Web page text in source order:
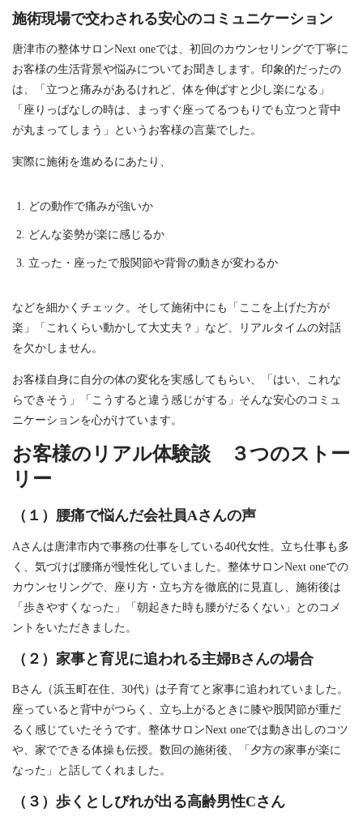
施術現場で交わされる安心のコミュニケーション
唐津市の整体サロンNext oneでは、初回のカウンセリングで丁寧に
お客様の生活背景や悩みについてお聞きします。印象的だったの
は、「立つと痛みがあるけれど、体を伸ばすと少し楽になる」
「座りっぱなしの時は、まっすぐ座ってるつもりでも立つと背中
が丸まってしまう」というお客様の言葉でした。
実際に施術を進めるにあたり、
どの動作で痛みが強いか
どんな姿勢が楽に感じるか
立った・座ったで股関節や背骨の動きが変わるか
などを細かくチェック。そして施術中にも「ここを上げた方が
楽」「これくらい動かして大丈夫？」など、リアルタイムの対話
を欠かしません。
お客様自身に自分の体の変化を実感してもらい、「はい、これな
らできそう」「こうすると違う感じがする」そんな安心のコミュ
ニケーションを心がけています。
お客様のリアル体験談 ３つのストー
リー
（１）腰痛で悩んだ会社員Aさんの声
Aさんは唐津市内で事務の仕事をしている40代女性。立ち仕事も多
く、気づけば腰痛が慢性化していました。整体サロンNext oneでの
カウンセリングで、座り方・立ち方を徹底的に見直し、施術後は
「歩きやすくなった」「朝起きた時も腰がだるくない」とのコメ
ントをいただきました。
（２）家事と育児に追われる主婦Bさんの場合
Bさん（浜玉町在住、30代）は子育てと家事に追われていました。
座っていると背中がつらく、立ち上がるときに膝や股関節が重だ
るく感じていたそうです。整体サロンNext oneでは動き出しのコツ
や、家でできる体操も伝授。数回の施術後、「夕方の家事が楽に
なった」と話してくれました。
（３）歩くとしびれが出る高齢男性Cさん